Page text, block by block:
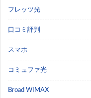
フレッツ光
口コミ評判
スマホ
コミュファ光
Broad WIMAX